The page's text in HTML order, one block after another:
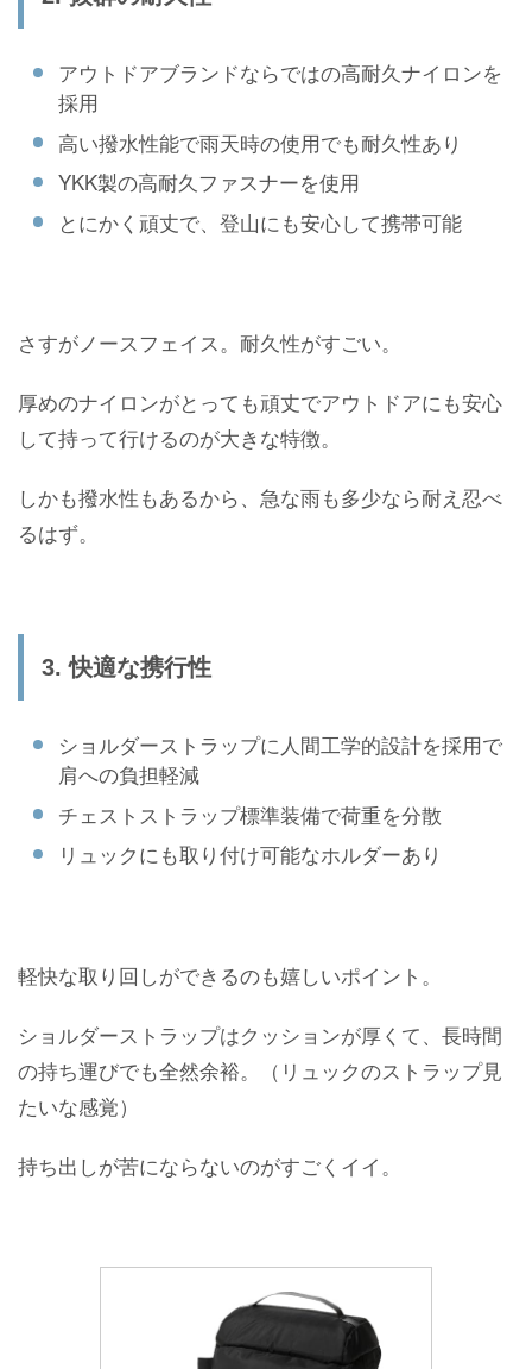
アウトドアブランドならではの高耐久ナイロンを
採用
高い撥水性能で雨天時の使用でも耐久性あり
YKK製の高耐久ファスナーを使用
とにかく頑丈で、登山にも安心して携帯可能
さすがノースフェイス。耐久性がすごい。
厚めのナイロンがとっても頑丈でアウトドアにも安心
して持って行けるのが大きな特徴。
しかも撥水性もあるから、急な雨も多少なら耐え忍べ
るはず。
3. 快適な携行性
ショルダーストラップに人間工学的設計を採用で
肩への負担軽減
チェストストラップ標準装備で荷重を分散
リュックにも取り付け可能なホルダーあり
軽快な取り回しができるのも嬉しいポイント。
ショルダーストラップはクッションが厚くて、長時間
の持ち運びでも全然余裕。（リュックのストラップ見
たいな感覚）
持ち出しが苦にならないのがすごくイイ。